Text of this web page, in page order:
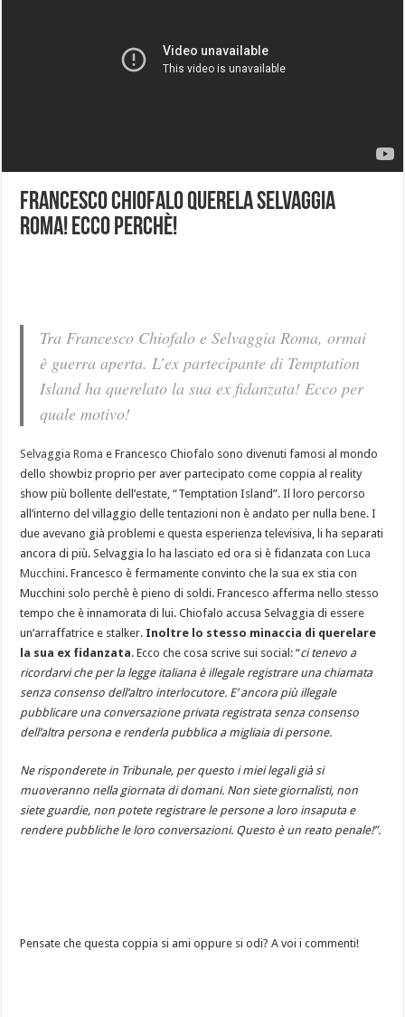
Francesco Chiofalo querela Selvaggia
Roma! Ecco perchè!
Tra Francesco Chiofalo e Selvaggia Roma, ormai
è guerra aperta. L’ex partecipante di Temptation
Island ha querelato la sua ex fidanzata! Ecco per
quale motivo!
Selvaggia Roma e Francesco Chiofalo sono divenuti famosi al mondo
dello showbiz proprio per aver partecipato come coppia al reality
show più bollente dell’estate, “Temptation Island”. Il loro percorso
all’interno del villaggio delle tentazioni non è andato per nulla bene. I
due avevano già problemi e questa esperienza televisiva, li ha separati
ancora di più. Selvaggia lo ha lasciato ed ora si è fidanzata conLuca
Mucchini. Francesco è fermamente convinto che la sua ex stia con
Mucchini solo perchè è pieno di soldi. Francesco afferma nello stesso
tempo che è innamorata di lui. Chiofalo accusa Selvaggia di essere
un’arraffatrice e stalker. Inoltre lo stesso minaccia di querelare
la sua ex fidanzata. Ecco che cosa scrive sui social: “ci tenevo a
ricordarvi che per la legge italiana è illegale registrare una chiamata
senza consenso dell’altro interlocutore. E’ ancora più illegale
pubblicare una conversazione privata registrata senza consenso
dell’altra persona e renderla pubblica a migliaia di persone.
Ne risponderete in Tribunale, per questo i miei legali già si
muoveranno nella giornata di domani. Non siete giornalisti, non
siete guardie, non potete registrare le persone a loro insaputa e
rendere pubbliche le loro conversazioni. Questo è un reato penale!”.
Pensate che questa coppia si ami oppure si odi? A voi i commenti!